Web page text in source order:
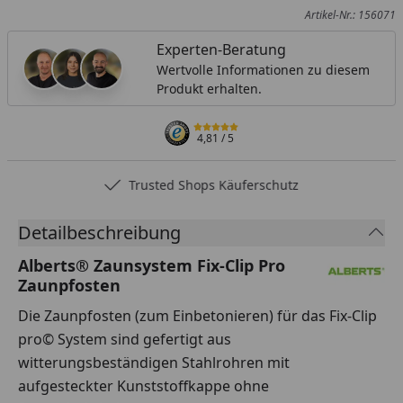
Artikel-Nr.: 156071
Experten-Beratung
Wertvolle Informationen zu diesem
Produkt erhalten.
4,81/ 5
Trusted Shops Käuferschutz
Detailbeschreibung
Alberts® Zaunsystem Fix-Clip Pro
Zaunpfosten
Die Zaunpfosten (zum Einbetonieren) für das Fix-Clip
pro© System sind gefertigt aus
witterungsbeständigen Stahlrohren mit
aufgesteckter Kunststoffkappe ohne